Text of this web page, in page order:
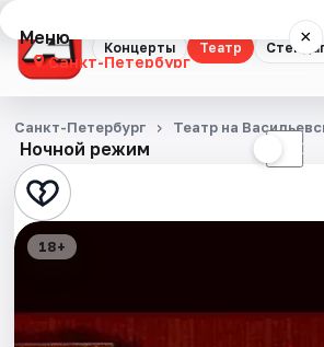
Концерты Театр
Меню ×
Санкт-Петербург
Концерты
Театр
Стендап
Квесты
Ночной режим ☾
Санкт-Петербург Театр на
18+